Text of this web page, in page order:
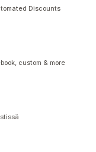
Discounts
custom & more